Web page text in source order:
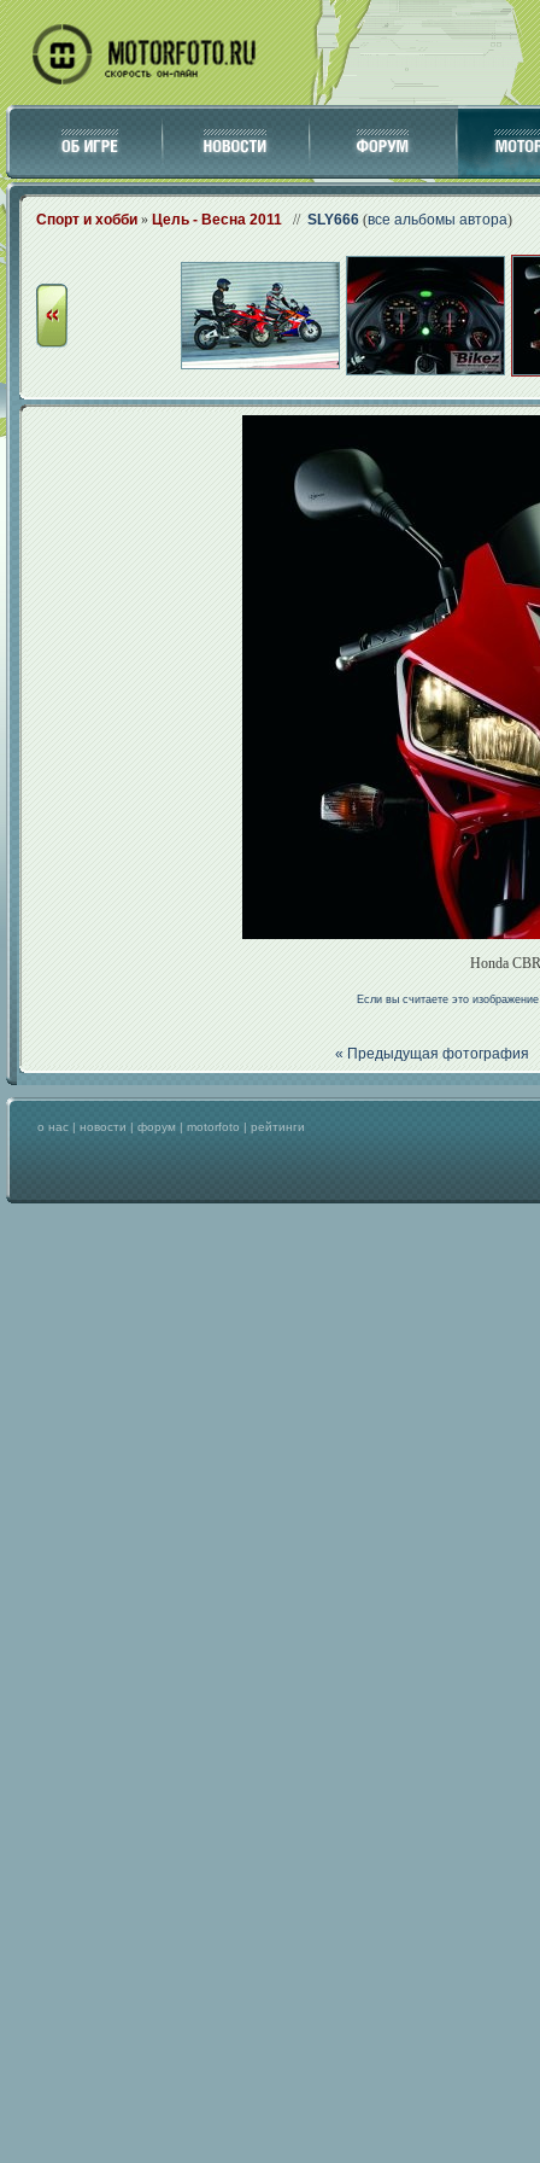
Спорт и хобби » Цель - Весна 2011 // SLY666 (все альбомы автора)
Honda
Если вы считаете это
« Предыдущая фотография
о нас | новости | форум | motorfoto | рейтинги